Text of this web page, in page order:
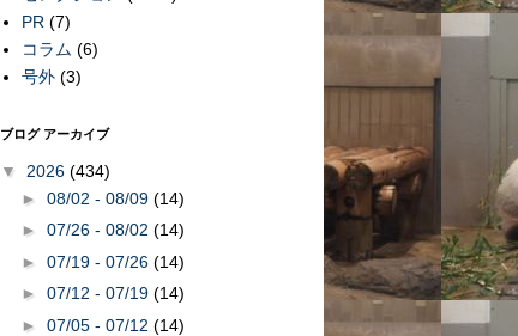
PR (7)
コラム (6)
号外 (3)
ブログ アーカイブ
▼ 2026 (434)
► 08/02 - 08/09 (14)
► 07/26 - 08/02 (14)
► 07/19 - 07/26 (14)
► 07/12 - 07/19 (14)
► 07/05 - 07/12 (14)